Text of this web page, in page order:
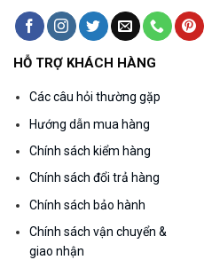
HỖ TRỢ KHÁCH HÀNG
Các câu hỏi thường gặp
Hướng dẫn mua hàng
Chính sách kiểm hàng
Chính sách đổi trả hàng
Chính sách bảo hành
Chính sách vận chuyển &
giao nhận